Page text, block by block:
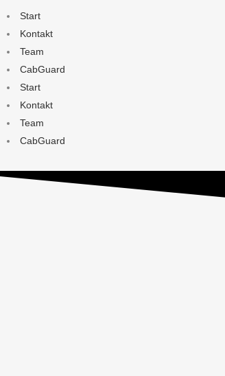
Start
Kontakt
Team
CabGuard
Start
Kontakt
Team
CabGuard